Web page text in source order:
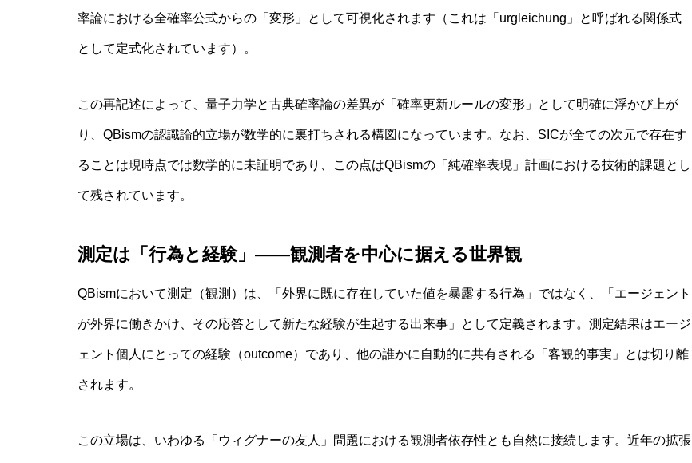
率論における全確率公式からの「変形」として可視化されます（これは「urgleichung」と呼ばれる関係式
として定式化されています）。
この再記述によって、量子力学と古典確率論の差異が「確率更新ルールの変形」として明確に浮かび上が
り、QBismの認識論的立場が数学的に裏打ちされる構図になっています。なお、SICが全ての次元で存在す
ることは現時点では数学的に未証明であり、この点はQBismの「純確率表現」計画における技術的課題とし
て残されています。
測定は「行為と経験」——観測者を中心に据える世界観
QBismにおいて測定（観測）は、「外界に既に存在していた値を暴露する行為」ではなく、「エージェント
が外界に働きかけ、その応答として新たな経験が生起する出来事」として定義されます。測定結果はエージ
ェント個人にとっての経験（outcome）であり、他の誰かに自動的に共有される「客観的事実」とは切り離
されます。
この立場は、いわゆる「ウィグナーの友人」問題における観測者依存性とも自然に接続します。近年の拡張